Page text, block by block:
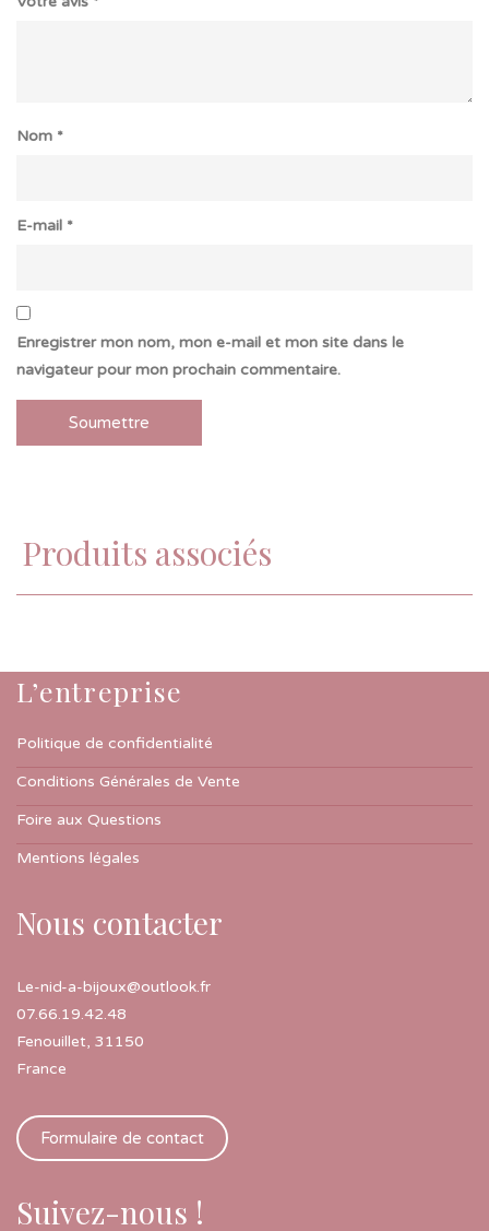
Nom *
E-mail *
Enregistrer mon nom, mon e-mail et mon site dans le
navigateur pour mon prochain commentaire.
Produits associés
L’entreprise
Politique de confidentialité
Conditions Générales de Vente
Foire aux Questions
Mentions légales
Nous contacter
Le-nid-a-bijoux@outlook.fr
07.66.19.42.48
Fenouillet, 31150
France
Formulaire de contact
Suivez-nous !